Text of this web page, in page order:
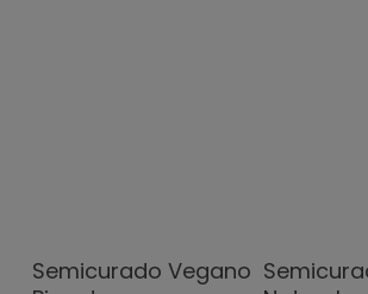
Semicurado Vegano